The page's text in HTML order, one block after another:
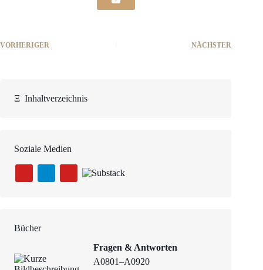
VORHERIGER NÄCHSTER
Ξ Inhaltverzeichnis
Soziale Medien
Bücher
Fragen & Antworten
A0801–A0920